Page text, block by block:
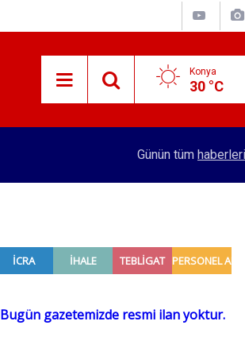
Konya
30 °C
Konya'da bu konuma 144
Günün tüm haberleri